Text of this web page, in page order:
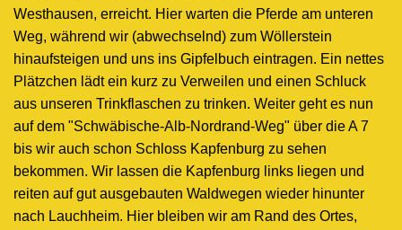
Westhausen, erreicht. Hier warten die Pferde am unteren
Weg, während wir (abwechselnd) zum Wöllerstein
hinaufsteigen und uns ins Gipfelbuch eintragen. Ein nettes
Plätzchen lädt ein kurz zu Verweilen und einen Schluck
aus unseren Trinkflaschen zu trinken. Weiter geht es nun
auf dem "Schwäbische-Alb-Nordrand-Weg" über die A 7
bis wir auch schon Schloss Kapfenburg zu sehen
bekommen. Wir lassen die Kapfenburg links liegen und
reiten auf gut ausgebauten Waldwegen wieder hinunter
nach Lauchheim. Hier bleiben wir am Rand des Ortes,